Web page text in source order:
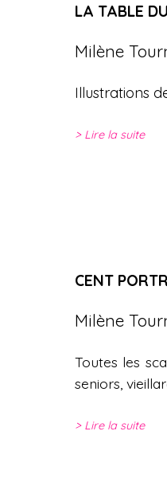
LA TABLE
Milène
Illustrations
Lire la suite
CENT
Milène
Toutes les
seniors,
Lire la suite